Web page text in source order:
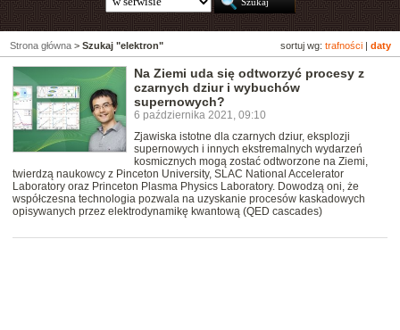
sortuj wg: trafności daty
Strona główna > Szukaj "elektron"
Na Ziemi uda się odtworzyć procesy z
czarnych dziur i wybuchów
supernowych?
6 października 2021, 09:10
Zjawiska istotne dla czarnych dziur, eksplozji
supernowych i innych ekstremalnych wydarzeń
kosmicznych mogą zostać odtworzone na Ziemi,
twierdzą naukowcy z Pinceton University, SLAC National Accelerator
Laboratory oraz Princeton Plasma Physics Laboratory. Dowodzą oni, że
współczesna technologia pozwala na uzyskanie procesów kaskadowych
opisywanych przez elektrodynamikę kwantową (QED cascades)